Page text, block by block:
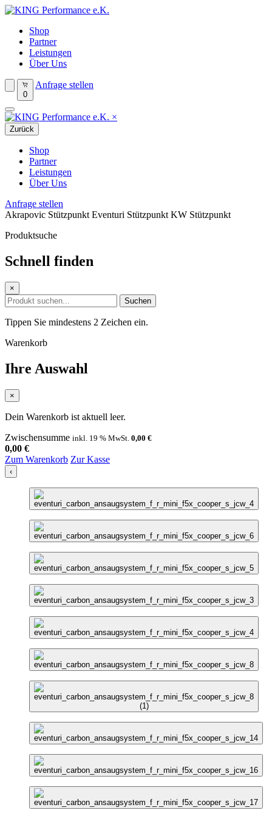
Shop
Partner
Leistungen
Über Uns
0
Anfrage stellen
×
Zurück
Shop
Partner
Leistungen
Über Uns
Anfrage stellen
Akrapovic Stützpunkt Eventuri Stützpunkt KW Stützpunkt
Produktsuche
Schnell finden
×
Suchen
Tippen Sie mindestens 2 Zeichen ein.
Warenkorb
Ihre Auswahl
×
Dein Warenkorb ist aktuell leer.
Zwischensumme inkl. 19 % MwSt. 0,00 €
0,00 €
Zum Warenkorb Zur Kasse
‹